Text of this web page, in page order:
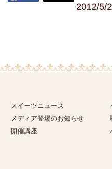
2012/5/
スイーツニュース
メディア登場のお知らせ
開催講座